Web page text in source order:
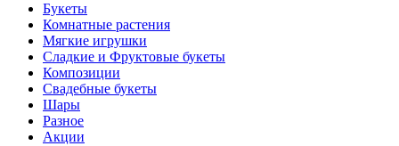
Букеты
Комнатные растения
Мягкие игрушки
Сладкие и Фруктовые букеты
Композиции
Свадебные букеты
Шары
Разное
Акции